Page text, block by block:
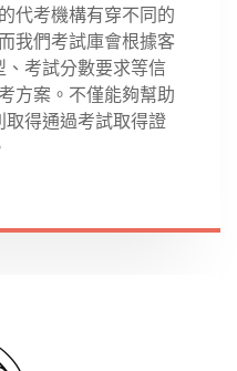
代考機構有穿不同的
我們考試庫會根據客
、考試分數要求等信
方案。不僅能夠幫助
取得通過考試取得證